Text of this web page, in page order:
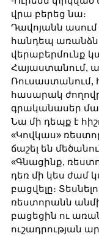
վրա բերեց նա։
Դավոյանն ասում
հանդեպ
վերաբերմունք
Հայաստանում,
հասարակ
գրականասեր
Նա մի դեպք է
«Կովկաս»
ճաշել են
«Գնացինք,
դեռ մի կես ժամ
բացվելը։
ռեստորանն
բացեցին ու
ուշադրության